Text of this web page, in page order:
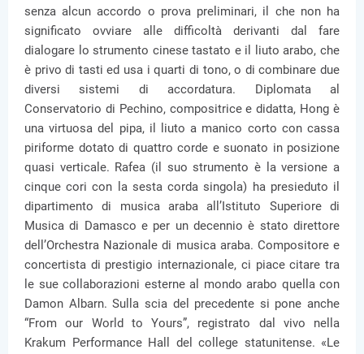
senza alcun accordo o prova preliminari, il che non ha
significato ovviare alle difficoltà derivanti dal fare
dialogare lo strumento cinese tastato e il liuto arabo, che
è privo di tasti ed usa i quarti di tono, o di combinare due
diversi sistemi di accordatura. Diplomata al
Conservatorio di Pechino, compositrice e didatta, Hong è
una virtuosa del pipa, il liuto a manico corto con cassa
piriforme dotato di quattro corde e suonato in posizione
quasi verticale. Rafea (il suo strumento è la versione a
cinque cori con la sesta corda singola) ha presieduto il
dipartimento di musica araba all’Istituto Superiore di
Musica di Damasco e per un decennio è stato direttore
dell’Orchestra Nazionale di musica araba. Compositore e
concertista di prestigio internazionale, ci piace citare tra
le sue collaborazioni esterne al mondo arabo quella con
Damon Albarn. Sulla scia del precedente si pone anche
“From our World to Yours”, registrato dal vivo nella
Krakum Performance Hall del college statunitense. «Le